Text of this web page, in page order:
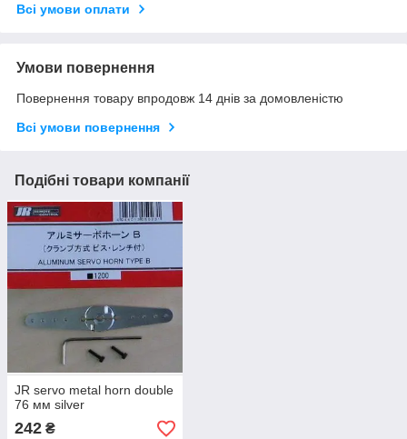
Всі умови оплати
Умови повернення
Повернення товару впродовж 14 днів за домовленістю
Всі умови повернення
Подібні товари компанії
JR servo metal horn double
76 мм silver
242 ₴